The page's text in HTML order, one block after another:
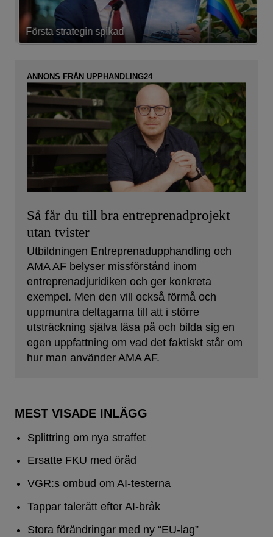
Första strategin spikad
ANNONS FRÅN UPPHANDLING24
Så får du till bra entreprenadprojekt
utan tvister
Utbildningen Entreprenadupphandling och
AMA AF belyser missförstånd inom
entreprenadjuridiken och ger konkreta
exempel. Men den vill också förmå och
uppmuntra deltagarna till att i större
utsträckning själva läsa på och bilda sig en
egen uppfattning om vad det faktiskt står om
hur man använder AMA AF.
MEST VISADE INLÄGG
Splittring om nya straffet
Ersatte FKU med öråd
VGR:s ombud om AI-testerna
Tappar talerätt efter AI-bråk
Stora förändringar med ny “EU-lag”